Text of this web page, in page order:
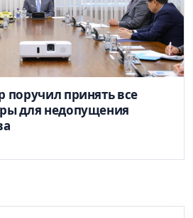
поручил принять все
для недопущения